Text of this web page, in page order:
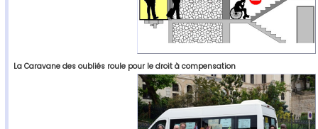
La Caravane des oubliés roule pour le droit à compensation